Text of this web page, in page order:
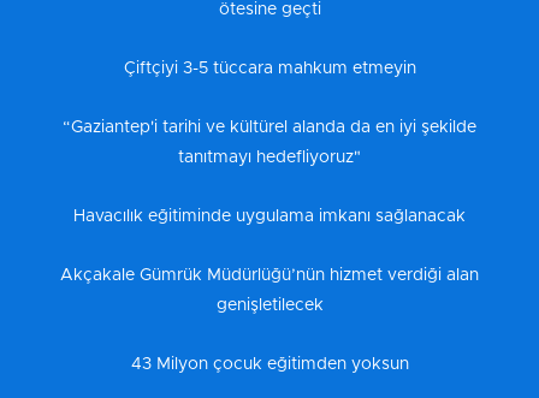
ötesine geçti
Çiftçiyi 3-5 tüccara mahkum etmeyin
“Gaziantep'i tarihi ve kültürel alanda da en iyi şekilde
tanıtmayı hedefliyoruz"
Havacılık eğitiminde uygulama imkanı sağlanacak
Akçakale Gümrük Müdürlüğü’nün hizmet verdiği alan
genişletilecek
43 Milyon çocuk eğitimden yoksun